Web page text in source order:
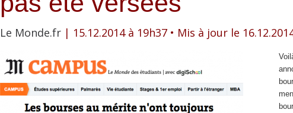
Le Monde.fr | 15.12.2014 à 19h37 • Mis à jour le